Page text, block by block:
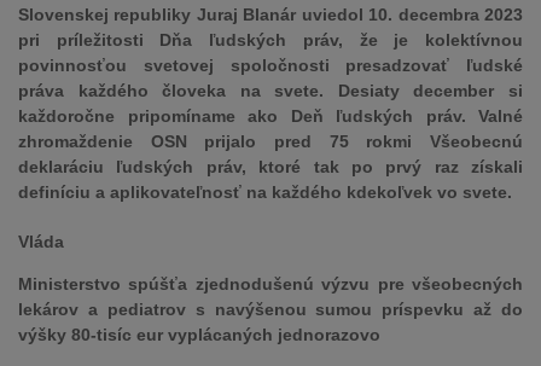
Slovenskej republiky Juraj Blanár uviedol 10. decembra 2023
pri príležitosti Dňa ľudských práv, že je kolektívnou
povinnosťou svetovej spoločnosti presadzovať ľudské
práva každého človeka na svete. Desiaty december si
každoročne pripomíname ako Deň ľudských práv. Valné
zhromaždenie OSN prijalo pred 75 rokmi Všeobecnú
deklaráciu ľudských práv, ktoré tak po prvý raz získali
definíciu a aplikovateľnosť na každého kdekoľvek vo svete.
Vláda
Ministerstvo spúšťa zjednodušenú výzvu pre všeobecných
lekárov a pediatrov s navýšenou sumou príspevku až do
výšky 80-tisíc eur vyplácaných jednorazovo